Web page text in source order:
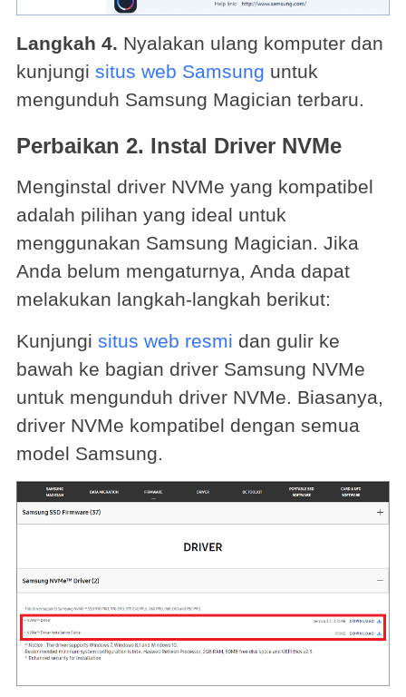
Langkah 4. Nyalakan ulang komputer dan
kunjungi situs web Samsung untuk
mengunduh Samsung Magician terbaru.
Perbaikan 2. Instal Driver NVMe
Menginstal driver NVMe yang kompatibel
adalah pilihan yang ideal untuk
menggunakan Samsung Magician. Jika
Anda belum mengaturnya, Anda dapat
melakukan langkah-langkah berikut:
Kunjungi situs web resmi dan gulir ke
bawah ke bagian driver Samsung NVMe
untuk mengunduh driver NVMe. Biasanya,
driver NVMe kompatibel dengan semua
model Samsung.